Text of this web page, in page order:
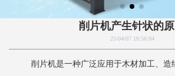
削片机产生针状的原
25/04/07 10:56:04
削片机是一种广泛应用于木材加工、造